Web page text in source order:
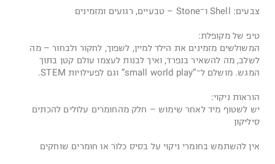
צבעים: Shell ו־Stone – טבעיים, רגועים ומזמינים
טיפ של מקופלת:
המשולשים מזמינים את הילד למיין, לשפוך, לחקור ולבחור – מה
לשלב, מה להשאיר בנפרד, ואיך לבנות לעצמו עולם קטן בתוך
המגש. מושלם ל־”small world play” וגם לפעילויות STEM.
הוראות ניקוי:
יש לשטוף מיד לאחר שימוש – חלק מהחומרים עלולים להכתים
סיליקון
אין להשתמש בחומרי ניקוי על בסיס כלור או חומרים שוחקים